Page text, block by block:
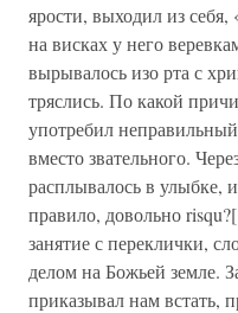
ярости, выходил из
на висках у него
вырывалось изо рта с
тряслись. По какой
употребил
вместо звательного.
расплывалось в улыбке,
правило, довольно
занятие с переклички,
делом на Божьей земле.
приказывал нам встать,